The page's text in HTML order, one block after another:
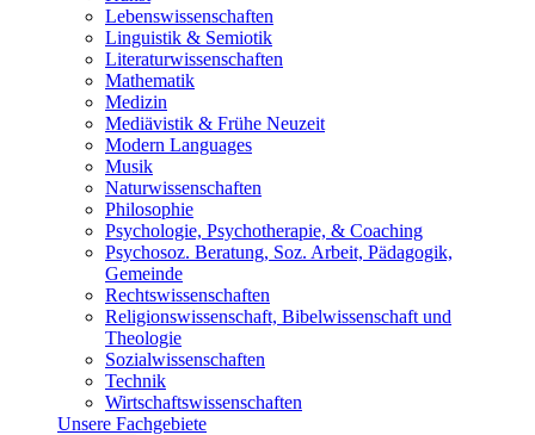
Lebenswissenschaften
Linguistik & Semiotik
Literaturwissenschaften
Mathematik
Medizin
Mediävistik & Frühe Neuzeit
Modern Languages
Musik
Naturwissenschaften
Philosophie
Psychologie, Psychotherapie, & Coaching
Psychosoz. Beratung, Soz. Arbeit, Pädagogik,
Gemeinde
Rechtswissenschaften
Religionswissenschaft, Bibelwissenschaft und
Theologie
Sozialwissenschaften
Technik
Wirtschaftswissenschaften
Unsere Fachgebiete